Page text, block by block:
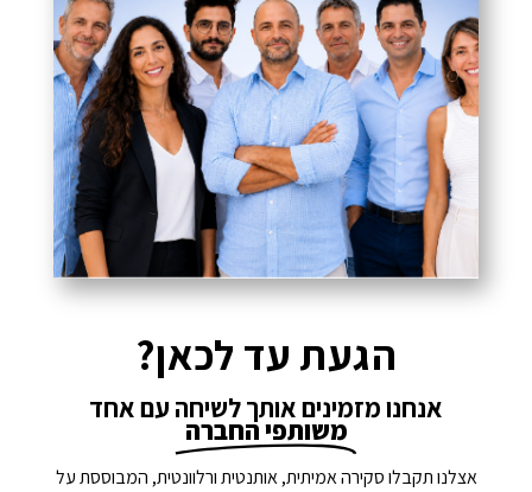
הגעת עד לכאן?
אנחנו מזמינים אותך לשיחה עם אחד
משותפי החברה
אצלנו תקבלו סקירה אמיתית, אותנטית ורלוונטית, המבוססת על